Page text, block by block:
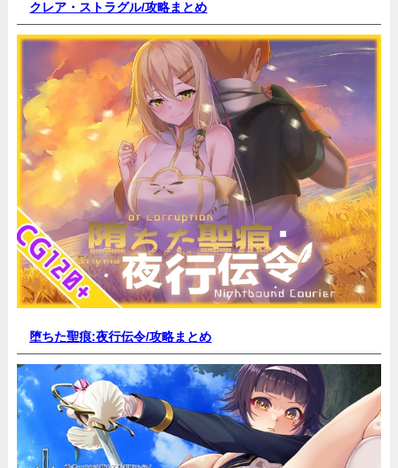
クレア・ストラグル/攻略まとめ
堕ちた聖痕:夜行伝令/攻略まとめ